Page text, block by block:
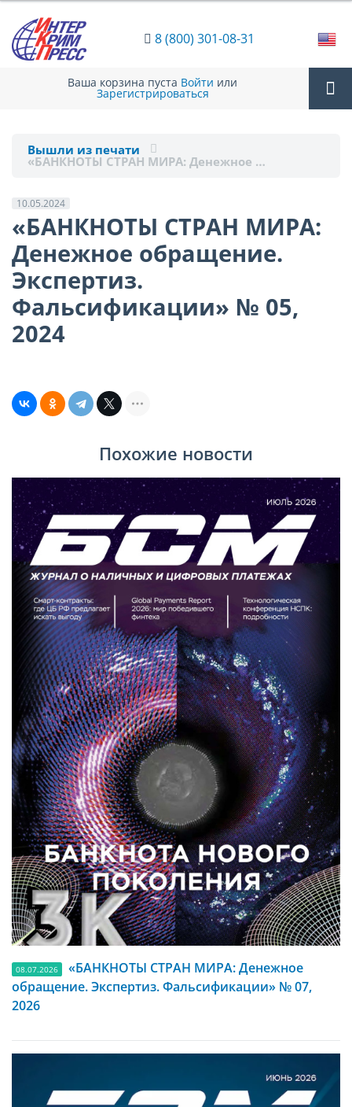
8 (800) 301-08-31
Ваша корзина пуста Войти или
Зарегистрироваться
Вышли из печати
«БАНКНОТЫ СТРАН МИРА: Денежное …
10.05.2024
«БАНКНОТЫ СТРАН МИРА:
Денежное обращение.
Экспертиз.
Фальсификации» № 05,
2024
Похожие новости
08.07.2026
«БАНКНОТЫ СТРАН МИРА: Денежное
обращение. Экспертиз. Фальсификации» № 07,
2026